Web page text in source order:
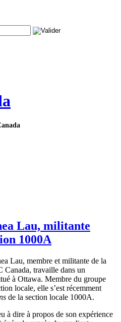
Lau, militante
1000A
Lau, membre et militante de la
travaille dans un
à Ottawa. Membre du groupe
locale, elle s’est récemment
de la section locale 1000A.
à dire à propos de son expérience